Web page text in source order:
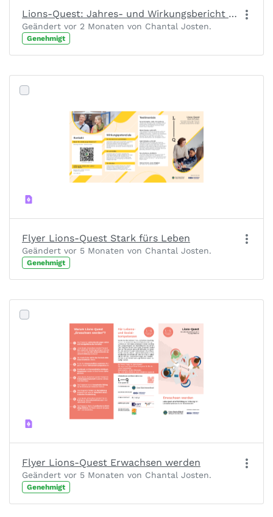
Lions-Quest: Jahres- und Wirkungsbericht 2025
Geändert vor 2 Monaten von Chantal Josten.
Genehmigt
Flyer Lions-Quest Stark fürs Leben
Geändert vor 5 Monaten von Chantal Josten.
Genehmigt
Flyer Lions-Quest Erwachsen werden
Geändert vor 5 Monaten von Chantal Josten.
Genehmigt